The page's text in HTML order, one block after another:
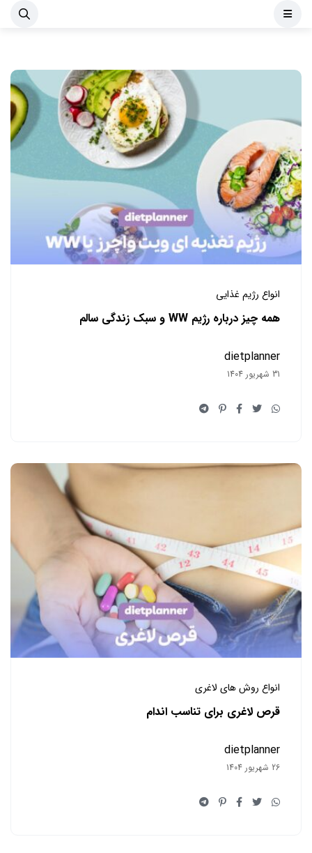
انواع رژیم غذایی
همه چیز درباره رژیم WW و سبک زندگی سالم
dietplanner
31 شهریور 1404
انواع روش های لاغری
قرص لاغری برای تناسب اندام
dietplanner
26 شهریور 1404